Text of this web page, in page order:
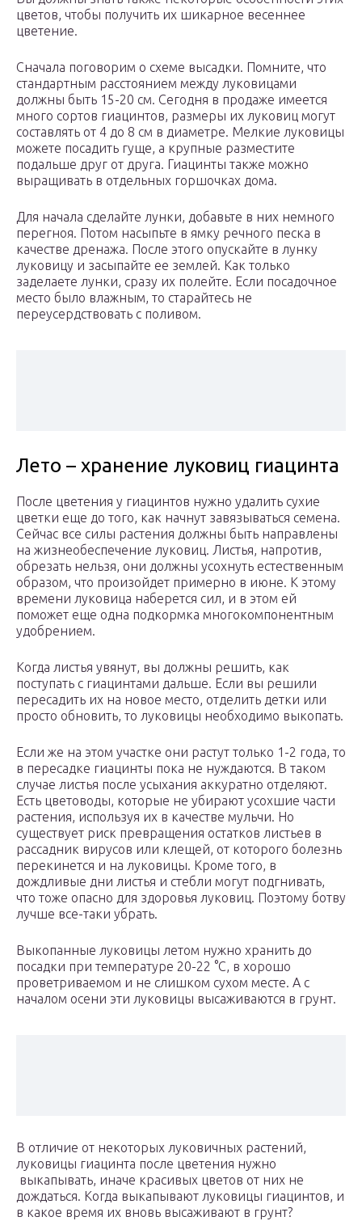
цветов, чтобы получить их шикарное весеннее
цветение.
Сначала поговорим о схеме высадки. Помните, что
стандартным расстоянием между луковицами
должны быть 15-20 см. Сегодня в продаже имеется
много сортов гиацинтов, размеры их луковиц могут
составлять от 4 до 8 см в диаметре. Мелкие луковицы
можете посадить гуще, а крупные разместите
подальше друг от друга. Гиацинты также можно
выращивать в отдельных горшочках дома.
Для начала сделайте лунки, добавьте в них немного
перегноя. Потом насыпьте в ямку речного песка в
качестве дренажа. После этого опускайте в лунку
луковицу и засыпайте ее землей. Как только
заделаете лунки, сразу их полейте. Если посадочное
место было влажным, то старайтесь не
переусердствовать с поливом.
Лето – хранение луковиц гиацинта
После цветения у гиацинтов нужно удалить сухие
цветки еще до того, как начнут завязываться семена.
Сейчас все силы растения должны быть направлены
на жизнеобеспечение луковиц. Листья, напротив,
обрезать нельзя, они должны усохнуть естественным
образом, что произойдет примерно в июне. К этому
времени луковица наберется сил, и в этом ей
поможет еще одна подкормка многокомпонентным
удобрением.
Когда листья увянут, вы должны решить, как
поступать с гиацинтами дальше. Если вы решили
пересадить их на новое место, отделить детки или
просто обновить, то луковицы необходимо выкопать.
Если же на этом участке они растут только 1-2 года, то
в пересадке гиацинты пока не нуждаются. В таком
случае листья после усыхания аккуратно отделяют.
Есть цветоводы, которые не убирают усохшие части
растения, используя их в качестве мульчи. Но
существует риск превращения остатков листьев в
рассадник вирусов или клещей, от которого болезнь
перекинется и на луковицы. Кроме того, в
дождливые дни листья и стебли могут подгнивать,
что тоже опасно для здоровья луковиц. Поэтому ботву
лучше все-таки убрать.
Выкопанные луковицы летом нужно хранить до
посадки при температуре 20-22 °C, в хорошо
проветриваемом и не слишком сухом месте. А с
началом осени эти луковицы высаживаются в грунт.
В отличие от некоторых луковичных растений,
луковицы гиацинта после цветения нужно
выкапывать, иначе красивых цветов от них не
дождаться. Когда выкапывают луковицы гиацинтов, и
в какое время их вновь высаживают в грунт?